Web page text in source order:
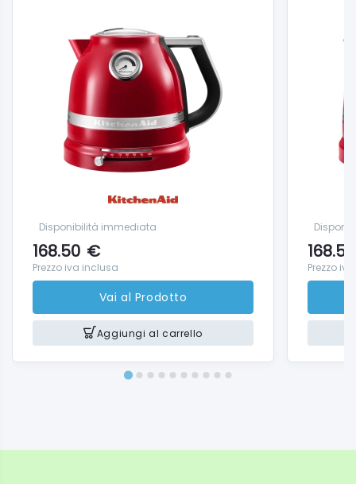
Disponibilità immediata
168.50 €
Prezzo iva inclusa
Vai al Prodotto
Aggiungi al carrello
168.50
Prezzo